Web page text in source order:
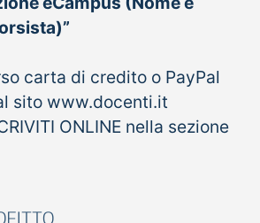
carta di credito o PayPal
sito www.docenti.it
ONLINE nella sezione